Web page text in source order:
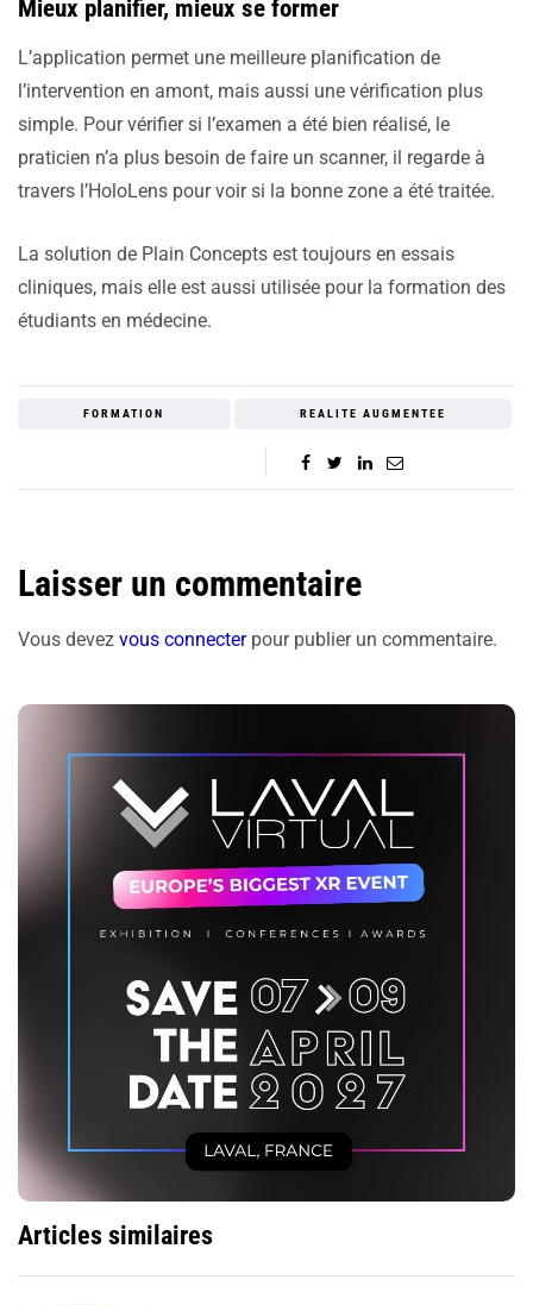
Mieux planifier, mieux se former
L’application permet une meilleure planification de
l’intervention en amont, mais aussi une vérification plus
simple. Pour vérifier si l’examen a été bien réalisé, le
praticien n’a plus besoin de faire un scanner, il regarde à
travers l’HoloLens pour voir si la bonne zone a été traitée.
La solution de Plain Concepts est toujours en essais
cliniques, mais elle est aussi utilisée pour la formation des
étudiants en médecine.
FORMATION REALITE AUGMENTEE
Laisser un commentaire
Vous devez vous connecterpour publier un commentaire.
Articles similaires